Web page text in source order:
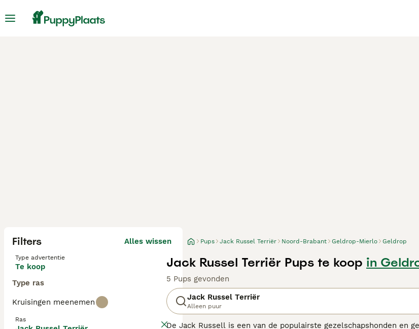
Filters Alles wissen
Type advertentie
Te koop
Type ras
Kruisingen meenemen
Ras
Pups Jack Russel Terriër Noord-Brabant Geldrop-Mierlo Geldrop
Jack Russel Terriër Pups te koop in
5 Pups gevonden
Jack Russel Terriër
Alleen puur
De Jack Russell is een van de populairste gezelschapshonden en